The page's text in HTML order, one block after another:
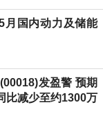
月国内动力及储能
发盈警 预期
比减少至约1300万